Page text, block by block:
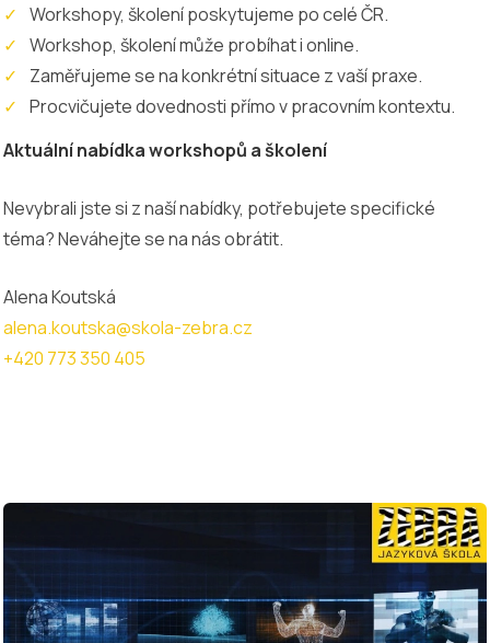
Workshopy, školení poskytujeme po celé ČR.
Workshop, školení může probíhat i online.
Zaměřujeme se na konkrétní situace z vaší praxe.
Procvičujete dovednosti přímo v pracovním kontextu.
Aktuální nabídka workshopů a školení
Nevybrali jste si z naší nabídky, potřebujete specifické
téma? Neváhejte se na nás obrátit.
Alena Koutská
alena.koutska@skola-zebra.cz
+420 773 350 405